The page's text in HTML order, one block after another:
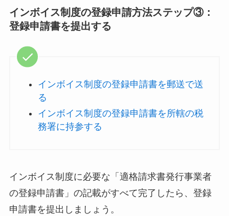
インボイス制度の登録申請方法ステップ③：
登録申請書を提出する
インボイス制度の登録申請書を郵送で送
る
インボイス制度の登録申請書を所轄の税
務署に持参する
インボイス制度に必要な「適格請求書発行事業者
の登録申請書」の記載がすべて完了したら、登録
申請書を提出しましょう。